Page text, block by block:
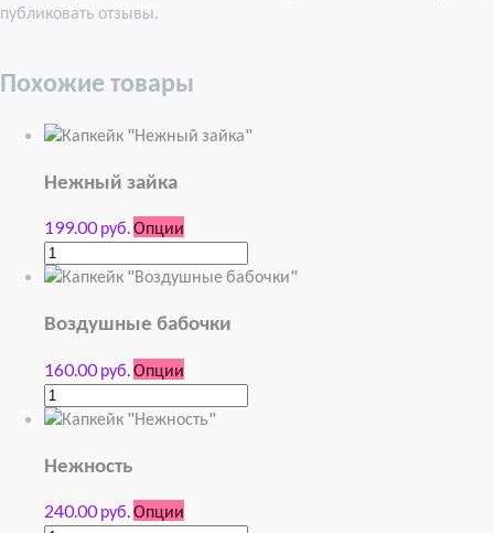
публиковать отзывы.
Похожие товары
Нежный зайка
199.00 руб.Опции
Воздушные бабочки
160.00 руб.Опции
Нежность
240.00 руб.Опции